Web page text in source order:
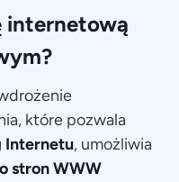
internetową
które pozwala
Internetu, umożliwia
stron WWW